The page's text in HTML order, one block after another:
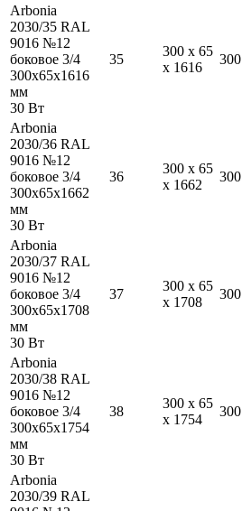
Arbonia
2030/35 RAL
9016 №12
боковое 3/4
300x65x1616
мм
30 Вт
35
300 x 65
x 1616
300
Arbonia
2030/36 RAL
9016 №12
боковое 3/4
300x65x1662
мм
30 Вт
36
300 x 65
x 1662
300
Arbonia
2030/37 RAL
9016 №12
боковое 3/4
300x65x1708
мм
30 Вт
37
300 x 65
x 1708
300
Arbonia
2030/38 RAL
9016 №12
боковое 3/4
300x65x1754
мм
30 Вт
38
300 x 65
x 1754
300
Arbonia
2030/39 RAL